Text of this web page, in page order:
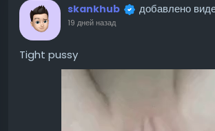
skankhub добавлено
19 дней назад
Tight pussy